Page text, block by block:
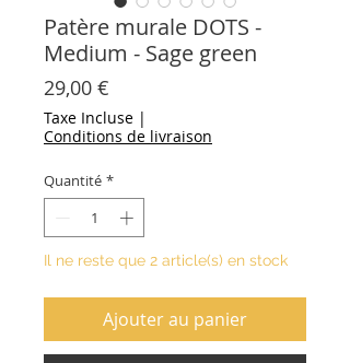
Patère murale DOTS -
Medium - Sage green
29,00 €
Taxe Incluse |
Conditions de livraison
Quantité *
Il ne reste que 2 article(s) en stock
Ajouter au panier